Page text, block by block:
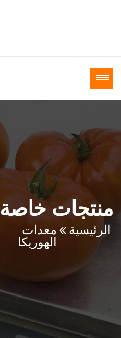
منتجات خاصة
الرئيسية
معدات
الهوريكا